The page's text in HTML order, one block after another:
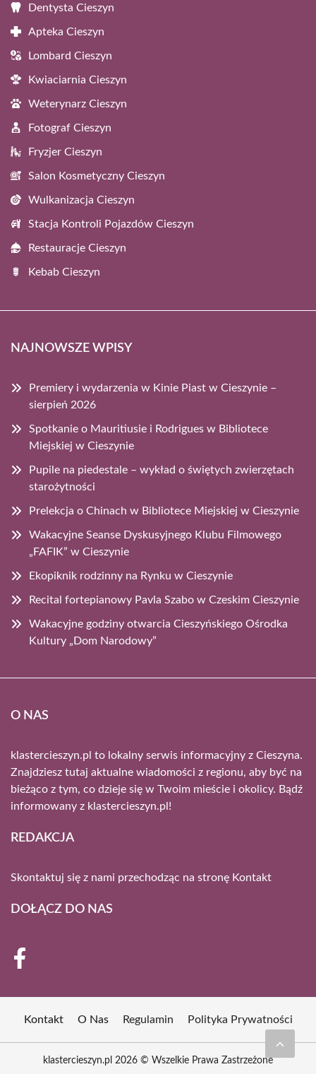
Dentysta Cieszyn
Apteka Cieszyn
Lombard Cieszyn
Kwiaciarnia Cieszyn
Weterynarz Cieszyn
Fotograf Cieszyn
Fryzjer Cieszyn
Salon Kosmetyczny Cieszyn
Wulkanizacja Cieszyn
Stacja Kontroli Pojazdów Cieszyn
Restauracje Cieszyn
Kebab Cieszyn
NAJNOWSZE WPISY
Premiery i wydarzenia w Kinie Piast w Cieszynie –
sierpień 2026
Spotkanie o Mauritiusie i Rodrigues w Bibliotece
Miejskiej w Cieszynie
Pupile na piedestale – wykład o świętych zwierzętach
starożytności
Prelekcja o Chinach w Bibliotece Miejskiej w Cieszynie
Wakacyjne Seanse Dyskusyjnego Klubu Filmowego
„FAFIK” w Cieszynie
Ekopiknik rodzinny na Rynku w Cieszynie
Recital fortepianowy Pavla Szabo w Czeskim Cieszynie
Wakacyjne godziny otwarcia Cieszyńskiego Ośrodka
Kultury „Dom Narodowy”
O NAS
klastercieszyn.pl to lokalny serwis informacyjny z Cieszyna.
Znajdziesz tutaj aktualne wiadomości z regionu, aby być na
bieżąco z tym, co dzieje się w Twoim mieście i okolicy. Bądź
informowany z klastercieszyn.pl!
REDAKCJA
Skontaktuj się z nami przechodząc na stronę Kontakt
DOŁĄCZ DO NAS
Kontakt O Nas Regulamin Polityka Prywatności
klastercieszyn.pl 2026 © Wszelkie Prawa Zastrzeżone